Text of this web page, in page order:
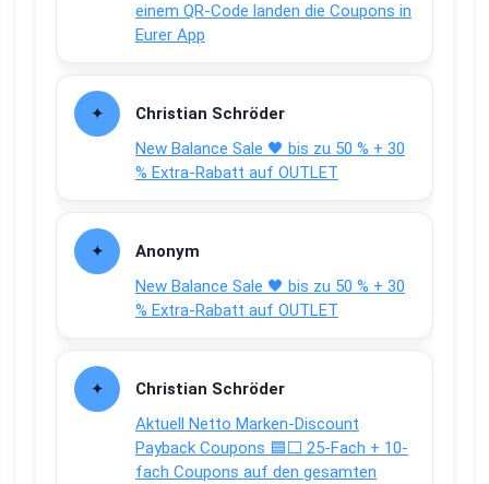
einem QR-Code landen die Coupons in
Eurer App
Christian Schröder
New Balance Sale 🖤 bis zu 50 % + 30
% Extra-Rabatt auf OUTLET
Anonym
New Balance Sale 🖤 bis zu 50 % + 30
% Extra-Rabatt auf OUTLET
Christian Schröder
Aktuell Netto Marken-Discount
Payback Coupons 🟦⬜ 25-Fach + 10-
fach Coupons auf den gesamten